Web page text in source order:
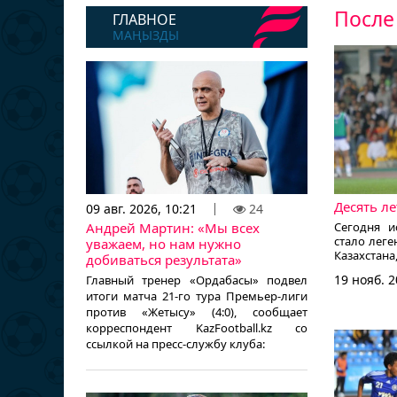
ГЛАВНОЕ
МАҢЫЗДЫ
09 авг. 2026, 10:21 24
Андрей Мартин: «Мы всех
уважаем, но нам нужно
добиваться результата»
Главный тренер «Ордабасы» подвел
итоги матча 21-го тура Премьер-лиги
против «Жетысу» (4:0), сообщает
корреспондент KazFootball.kz со
ссылкой на пресс-службу клуба:
Десять
Сегодня
стало
19 нояб.